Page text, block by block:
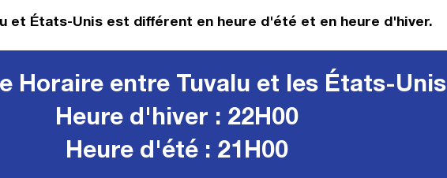
et États-Unis est différent en heure d'été et en heure d'hiver.
Horaire entre Tuvalu et les États-Unis
Heure d'hiver : 22H00
Heure d'été : 21H00